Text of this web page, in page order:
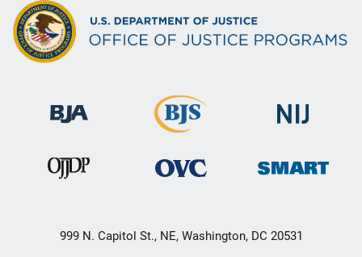
999 N. Capitol St., NE, Washington, DC 20531